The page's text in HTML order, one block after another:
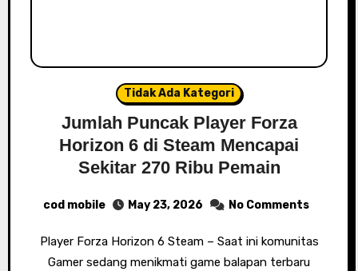
Tidak Ada Kategori
Jumlah Puncak Player Forza
Horizon 6 di Steam Mencapai
Sekitar 270 Ribu Pemain
cod mobile May 23, 2026 No Comments
Player Forza Horizon 6 Steam – Saat ini komunitas
Gamer sedang menikmati game balapan terbaru